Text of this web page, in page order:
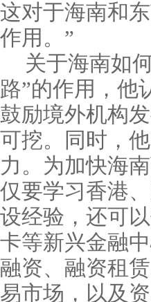
这对于海南和
作用。”
关于海南如
路”的作用，他
鼓励境外机构
可挖。同时，
力。为加快海
仅要学习香港
设经验，还可
卡等新兴金融
融资、融资租
易市场，以及